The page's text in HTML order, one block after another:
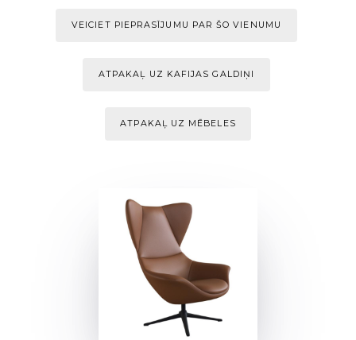
VEICIET PIEPRASĪJUMU PAR ŠO VIENUMU
ATPAKAĻ UZ KAFIJAS GALDIŅI
ATPAKAĻ UZ MĒBELES